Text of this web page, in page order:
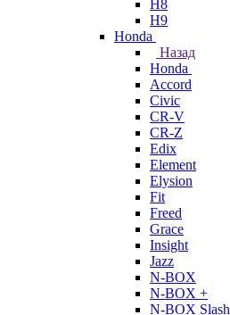
H8
H9
Honda
Назад
Honda
Accord
Civic
CR-V
CR-Z
Edix
Element
Elysion
Fit
Freed
Grace
Insight
Jazz
N-BOX
N-BOX +
N-BOX Slash